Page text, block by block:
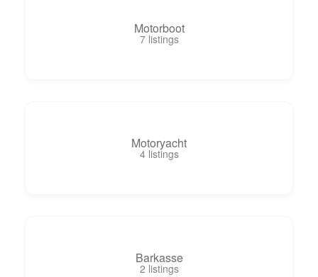
Motorboot
7 listings
Motoryacht
4 listings
Barkasse
2 listings